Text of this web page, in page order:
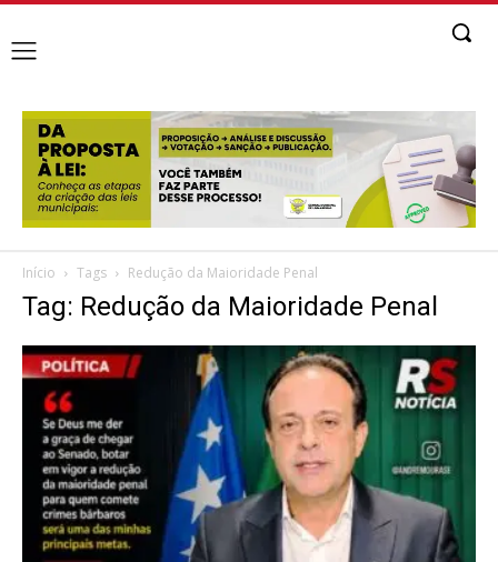
Início Tags Redução da Maioridade Penal
Tag: Redução da Maioridade Penal